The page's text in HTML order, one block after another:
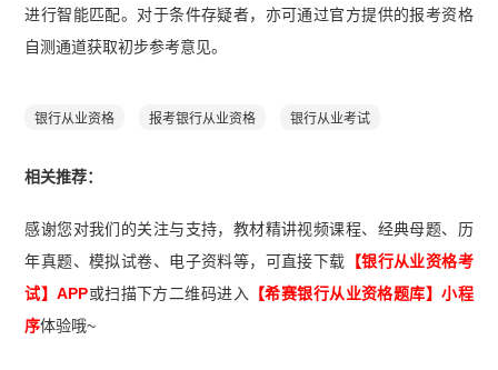
进行智能匹配。对于条件存疑者，亦可通过官方提供的报考资格
自测通道获取初步参考意见。
银行从业资格 报考银行从业资格 银行从业考试
相关推荐：
感谢您对我们的关注与支持，教材精讲视频课程、经典母题、历
年真题、模拟试卷、电子资料等，可直接下载 【银行从业资格考
试】APP或扫描下方二维码进入 【希赛银行从业资格题库】小程
序体验哦~